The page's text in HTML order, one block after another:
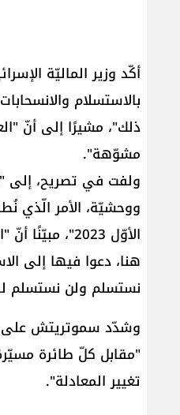
بالاستسلام
ذلك"، مشيرًا إلى أنّ
مشوّهة".
ولفت في تصريح، إلى
الأوّل
هنا، دعوا فيها إلى
نستسلم ولن نستسلم
وشدّد سموتريتش على
"مقابل كلّ طائرة
تغيير المعادلة".